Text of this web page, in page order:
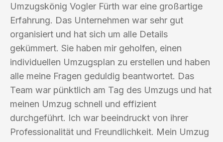
Umzugskönig Vogler Fürth war eine großartige
Erfahrung. Das Unternehmen war sehr gut
organisiert und hat sich um alle Details
gekümmert. Sie haben mir geholfen, einen
individuellen Umzugsplan zu erstellen und haben
alle meine Fragen geduldig beantwortet. Das
Team war pünktlich am Tag des Umzugs und hat
meinen Umzug schnell und effizient
durchgeführt. Ich war beeindruckt von ihrer
Professionalität und Freundlichkeit. Mein Umzug